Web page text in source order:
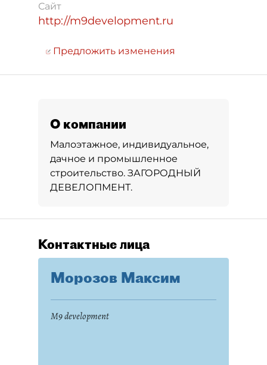
Сайт
http://m9development.ru
Предложить изменения
О компании
Малоэтажное, индивидуальное,
дачное и промышленное
строительство. ЗАГОРОДНЫЙ
ДЕВЕЛОПМЕНТ.
Контактные лица
Морозов Максим
M9 development